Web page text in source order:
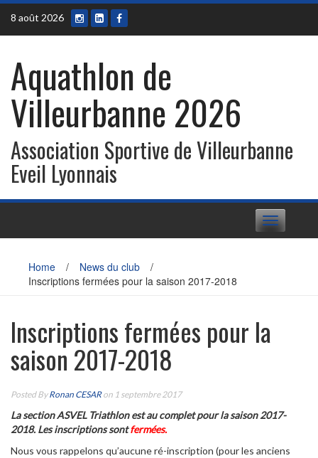
Skip
content
8 août 2026
Aquathlon de
Villeurbanne 2026
Association Sportive de Villeurbanne
Eveil Lyonnais
Toggle
navigation
Home / News du club
/
Inscriptions fermées pour la saison 2017-2018
Inscriptions fermées pour la
saison 2017-2018
Posted ByRonan CESARon 1 septembre 2017
La section ASVEL Triathlon est au complet pour la saison 2017-
2018. Les inscriptions sontfermées.
Nous vous rappelons qu’aucune ré-inscription (pour les anciens